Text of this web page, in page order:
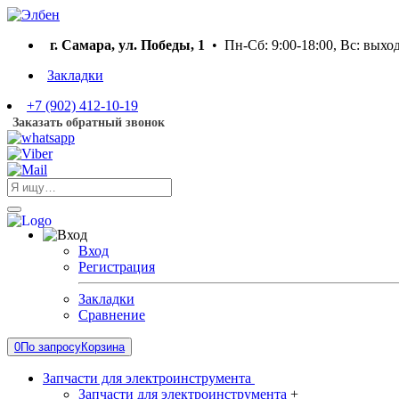
г. Самара, ул. Победы, 1
• Пн-Сб: 9:00-18:00, Вс:
Закладки
+7 (902) 412-10-19
Заказать обратный звонок
Вход
Регистрация
Закладки
Сравнение
0По запросуКорзина
Запчасти для электроинструмента
Запчасти для электроинструмента +